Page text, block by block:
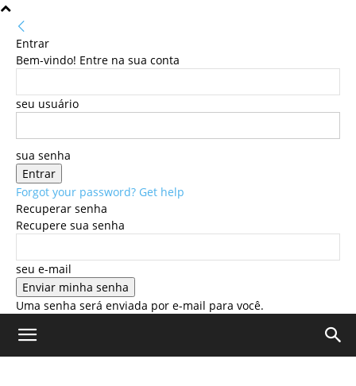
Entrar
Bem-vindo! Entre na sua conta
seu usuário
sua senha
Forgot your password? Get help
Recuperar senha
Recupere sua senha
seu e-mail
Uma senha será enviada por e-mail para você.